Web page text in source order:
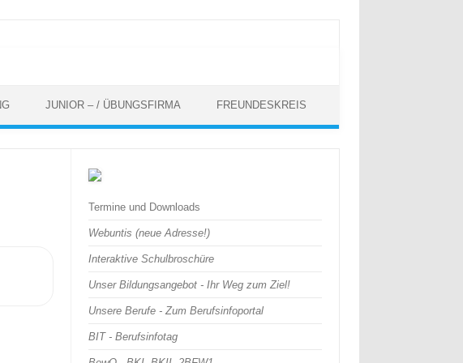
JUNIOR – / ÜBUNGSFIRMA FREUNDESKREIS
Termine und Downloads
Webuntis (neue Adresse!)
Interaktive Schulbroschüre
Unser Bildungsangebot - Ihr Weg zum Ziel!
Unsere Berufe - Zum Berufsinfoportal
BIT - Berufsinfotag